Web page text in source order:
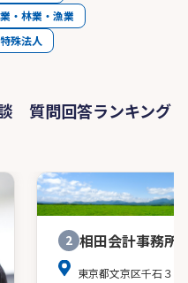
・林業・漁業
殊法人
質問回答ランキング
2 相田会計事務所
東京都文京区千石３－